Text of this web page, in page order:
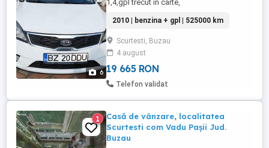
6
1,4,gpl trecut în carte,
2010 | benzina + gpl | 525000 km
Scurtesti, Buzau
4 august
19 665 RON
Telefon validat
1
Casă de vânzare, localitatea
Scurtesti com Vadu Pașii Jud.
Buzau